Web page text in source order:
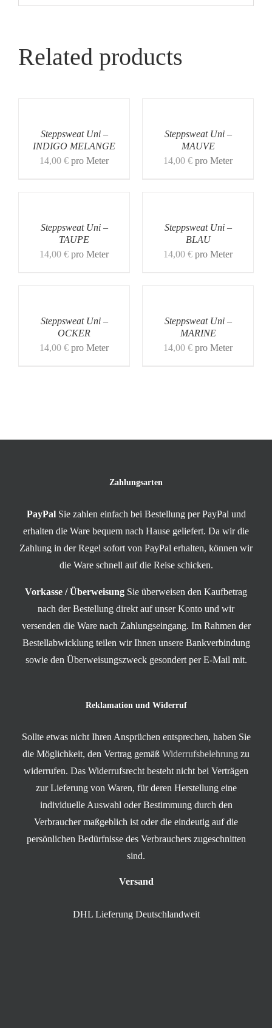
Related products
Steppsweat Uni –
INDIGO MELANGE
14,00 € pro Meter
Steppsweat Uni –
MAUVE
14,00 € pro Meter
Steppsweat Uni –
TAUPE
14,00 € pro Meter
Steppsweat Uni –
BLAU
14,00 € pro Meter
Steppsweat Uni –
OCKER
14,00 € pro Meter
Steppsweat Uni –
MARINE
14,00 € pro Meter
Zahlungsarten
PayPal Sie zahlen einfach bei Bestellung per PayPal und
erhalten die Ware bequem nach Hause geliefert. Da wir die
Zahlung in der Regel sofort von PayPal erhalten, können wir
die Ware schnell auf die Reise schicken.
Vorkasse / Überweisung Sie überweisen den Kaufbetrag
nach der Bestellung direkt auf unser Konto und wir
versenden die Ware nach Zahlungseingang. Im Rahmen der
Bestellabwicklung teilen wir Ihnen unsere Bankverbindung
sowie den Überweisungszweck gesondert per E-Mail mit.
Reklamation und Widerruf
Sollte etwas nicht Ihren Ansprüchen entsprechen, haben Sie
die Möglichkeit, den Vertrag gemäß Widerrufsbelehrung zu
widerrufen. Das Widerrufsrecht besteht nicht bei Verträgen
zur Lieferung von Waren, für deren Herstellung eine
individuelle Auswahl oder Bestimmung durch den
Verbraucher maßgeblich ist oder die eindeutig auf die
persönlichen Bedürfnisse des Verbrauchers zugeschnitten
sind.
Versand
DHL Lieferung Deutschlandweit